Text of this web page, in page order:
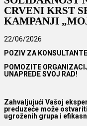
CRVENI KRST
KAMPANJI
22/06/2026
POZIV ZA KONSULTANTE
POMOZITE
UNAPREDE SVOJ RAD!
Zahvaljujući Vašoj
preduzeće može
ugroženih grupa i